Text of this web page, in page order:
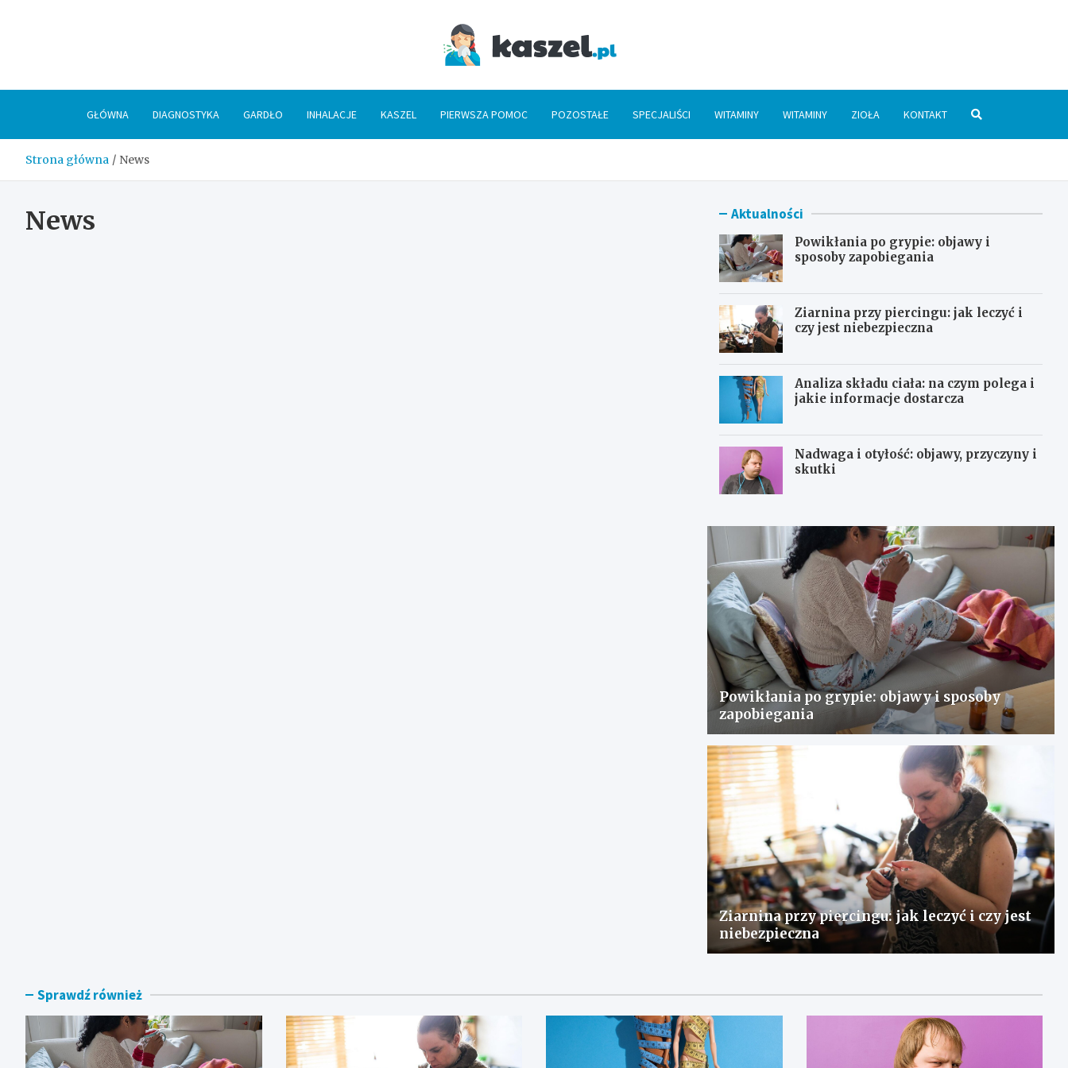
GŁÓWNA DIAGNOSTYKA GARDŁO INHALACJE KASZEL PIERWSZA POMOC POZOSTAŁE SPECJALIŚCI WITAMINY WITAMINY ZIOŁA KONTAKT
Strona główna News
News Aktualności
Powikłania po grypie: objawy i
sposoby zapobiegania
Ziarnina przy piercingu: jak leczyć i
czy jest niebezpieczna
Analiza składu ciała: na czym polega i
jakie informacje dostarcza
Nadwaga i otyłość: objawy, przyczyny i
skutki
Powikłania po grypie: objawy i sposoby
zapobiegania
Ziarnina przy piercingu: jak leczyć i czy jest
niebezpieczna
Sprawdź również